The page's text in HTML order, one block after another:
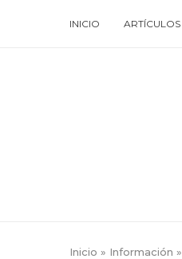
INICIO ARTÍCULOS
Inicio » Información »